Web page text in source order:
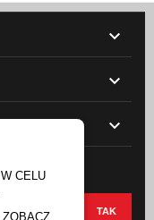



CELU